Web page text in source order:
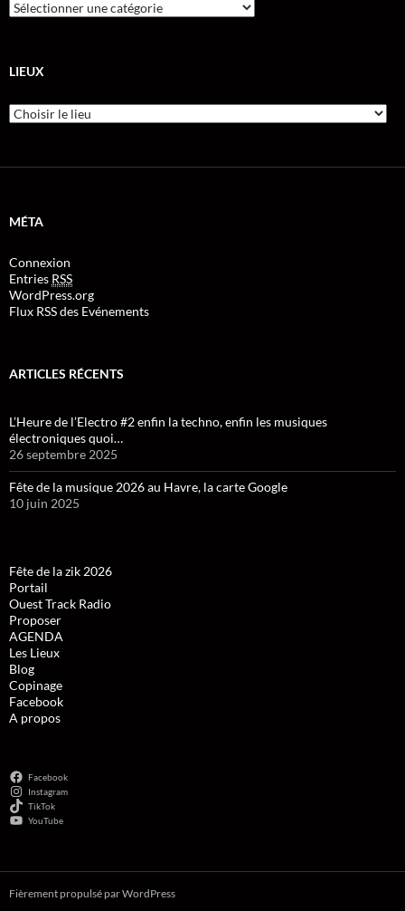
LIEUX
MÉTA
Connexion
Entries RSS
WordPress.org
Flux RSS des Evénements
ARTICLES RÉCENTS
L’Heure de l’Electro #2 enfin la techno, enfin les musiques
électroniques quoi…
26 septembre 2025
Fête de la musique 2026 au Havre, la carte Google
10 juin 2025
Fête de la zik 2026
Portail
Ouest Track Radio
Proposer
AGENDA
Les Lieux
Blog
Copinage
Facebook
A propos
Facebook
Instagram
TikTok
YouTube
Fièrement propulsé par WordPress